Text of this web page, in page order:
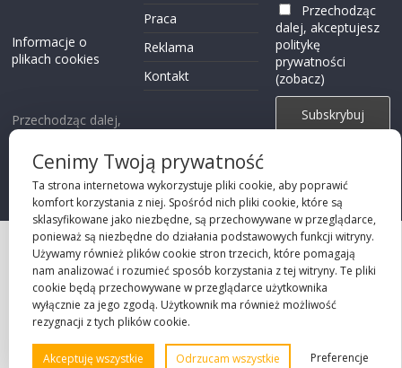
Informacje o
plikach cookies
Przechodząc dalej,
akceptujesz
kę prywatności
Praca
Reklama
Kontakt
Przechodząc
dalej, akceptujesz
politykę
prywatności
(zobacz)
Projekt strony
©2026 Robie Sp. z o.o.
Cenimy Twoją prywatność
Ta strona internetowa wykorzystuje pliki cookie, aby poprawić
komfort korzystania z niej. Spośród nich pliki cookie, które są
sklasyfikowane jako niezbędne, są przechowywane w przeglądarce,
ponieważ są niezbędne do działania podstawowych funkcji witryny.
Używamy również plików cookie stron trzecich, które pomagają
nam analizować i rozumieć sposób korzystania z tej witryny. Te pliki
cookie będą przechowywane w przeglądarce użytkownika
wyłącznie za jego zgodą. Użytkownik ma również możliwość
rezygnacji z tych plików cookie.
Akceptuję wszystkie Odrzucam wszystkie Preferencje